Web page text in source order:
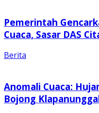
Pemerintah
Cuaca, Sasar DAS
Berita
Anomali Cuaca:
Bojong